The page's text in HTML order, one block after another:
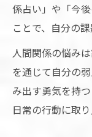
係占い」や「今
ことで、自分の
人間関係の悩み
を通じて自分の
み出す勇気を持
日常の行動に取